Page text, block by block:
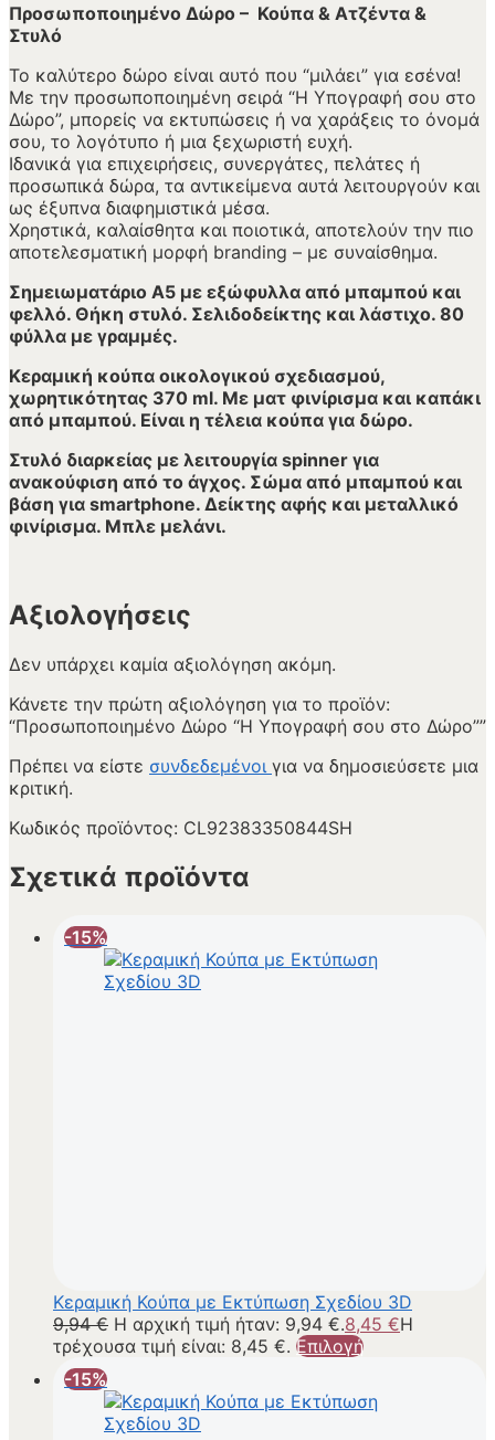
Προσωποποιημένο Δώρο – Κούπα & Ατζέντα &
Στυλό
Το καλύτερο δώρο είναι αυτό που “μιλάει” για εσένα!
Με την προσωποποιημένη σειρά “Η Υπογραφή σου στο
Δώρο”, μπορείς να εκτυπώσεις ή να χαράξεις το όνομά
σου, το λογότυπο ή μια ξεχωριστή ευχή.
Ιδανικά για επιχειρήσεις, συνεργάτες, πελάτες ή
προσωπικά δώρα, τα αντικείμενα αυτά λειτουργούν και
ως έξυπνα διαφημιστικά μέσα.
Χρηστικά, καλαίσθητα και ποιοτικά, αποτελούν την πιο
αποτελεσματική μορφή branding – με συναίσθημα.
Σημειωματάριο Α5 με εξώφυλλα από μπαμπού και
φελλό. Θήκη στυλό. Σελιδοδείκτης και λάστιχο. 80
φύλλα με γραμμές.
Κεραμική κούπα οικολογικού σχεδιασμού,
χωρητικότητας 370 ml. Με ματ φινίρισμα και καπάκι
από μπαμπού. Είναι η τέλεια κούπα για δώρο.
Στυλό διαρκείας με λειτουργία spinner για
ανακούφιση από το άγχος. Σώμα από μπαμπού και
βάση για smartphone. Δείκτης αφής και μεταλλικό
φινίρισμα. Μπλε μελάνι.
Αξιολογήσεις
Δεν υπάρχει καμία αξιολόγηση ακόμη.
Κάνετε την πρώτη αξιολόγηση για το προϊόν:
“Προσωποποιημένο Δώρο “Η Υπογραφή σου στο Δώρο””
Πρέπει να είστε συνδεδεμένοι για να δημοσιεύσετε μια
κριτική.
Κωδικός προϊόντος: CL92383350844SH
Σχετικά προϊόντα
-15%
Κεραμική Κούπα με Εκτύπωση Σχεδίου 3D
9,94€ Η αρχική τιμή ήταν: 9,94 €.8,45 €Η
τρέχουσα τιμή είναι: 8,45 €. Επιλογή
-15%